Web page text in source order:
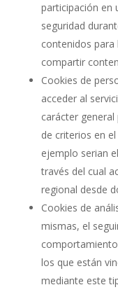
participación en
seguridad
contenidos
compartir
Cookies de
acceder al
carácter
de criterios en
ejemplo serian
través del cual
regional desde
Cookies de
mismas, el
los que están
mediante este